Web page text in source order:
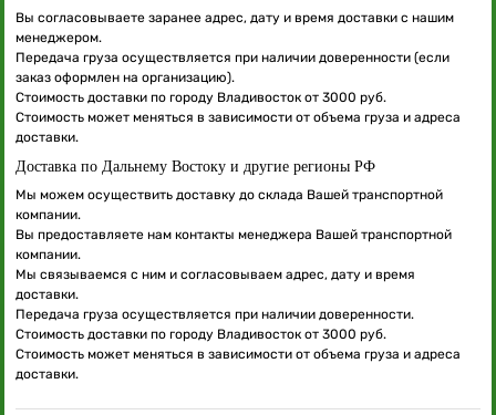
Вы согласовываете заранее адрес, дату и время доставки с нашим
менеджером.
Передача груза осуществляется при наличии доверенности (если
заказ оформлен на организацию).
Стоимость доставки по городу Владивосток от 3000 руб.
Стоимость может меняться в зависимости от объема груза и адреса
доставки.
Доставка по Дальнему Востоку и другие регионы РФ
Мы можем осуществить доставку до склада Вашей транспортной
компании.
Вы предоставляете нам контакты менеджера Вашей транспортной
компании.
Мы связываемся с ним и согласовываем адрес, дату и время
доставки.
Передача груза осуществляется при наличии доверенности.
Стоимость доставки по городу Владивосток от 3000 руб.
Стоимость может меняться в зависимости от объема груза и адреса
доставки.